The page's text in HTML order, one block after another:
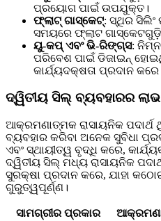
ପ୍ରୟୋଗ ପାଇଁ ଉପଯୁକ୍ତ।
ଫ୍ଲାଟ୍ ଗାସ୍କେଟ୍: ସ୍ଥିର ସିଲିଂ
ସମୟରେ ଫ୍ଲାଟ
ୟୁ-କପ୍ ଏବଂ ଭି-ରିଙ୍ଗ୍ସ:
ପରିବେଶ ପାଇଁ ଡିଜାଇନ୍
କାର୍ଯ୍ୟଦକ୍ଷତା ପ୍ରଦାନ
ଦ୍ୱିତୀୟ ସିଲ୍ ବ୍ୟବହାରର ଲାଭ
ଆକ୍ରମଣାତ୍ମକ ରାସାୟନିକ
ବ୍ୟବହାର କରିବା ଅନେକ ସୁବିଧା
ଏବଂ ସ୍ଥାୟୀତ୍ୱ ବୃଦ୍ଧି କରେ,
ଦ୍ୱିତୀୟ ସିଲ୍ ମଧ୍ୟ ରାସାୟନିକ
ସୁରକ୍ଷା ପ୍ରଦାନ କରେ, ଯାହା
ଗୁରୁତ୍ୱପୂର୍ଣ୍ଣ।
ସାମଗ୍ରୀର ପ୍ରକାର